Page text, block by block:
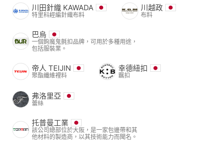
川田針織 KAWADA
特里科經編針織布料
川越政
布料
巴烏
一個鉤魔鬼氈扣品牌，可用於多種用途，
包括服裝業。
帝人 TEIJIN
聚酯纖維裡料
幸德紐扣
羈扣
弗洛里亞
蕾絲
托普曼工業
該公司總部位於大阪，是一家包邊帶和其
他材料的製造商，以其技術能力而聞名。